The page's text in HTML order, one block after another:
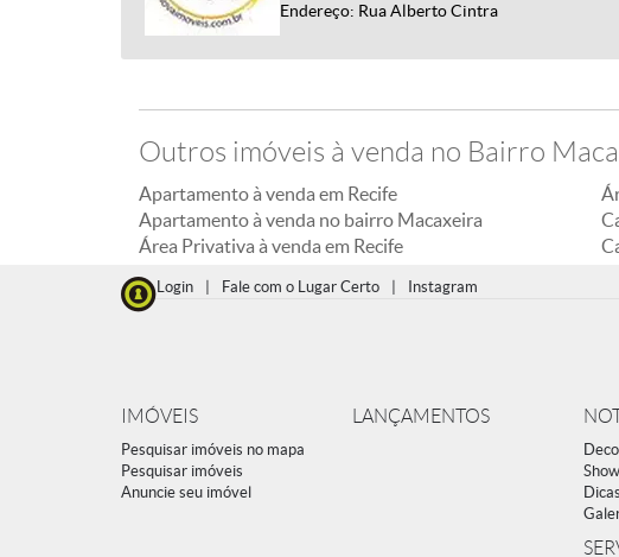
Endereço: Rua Alberto Cintra
Outros imóveis à venda no Bairro
Apartamento à venda em Recife
Apartamento à venda no bairro Macaxeira
Área Privativa à venda em Recife
Login Fale com o Lugar Certo Instagram
IMÓVEIS
Pesquisar imóveis no mapa
Pesquisar imóveis
Anuncie seu imóvel
LANÇAMENTOS
Dicas